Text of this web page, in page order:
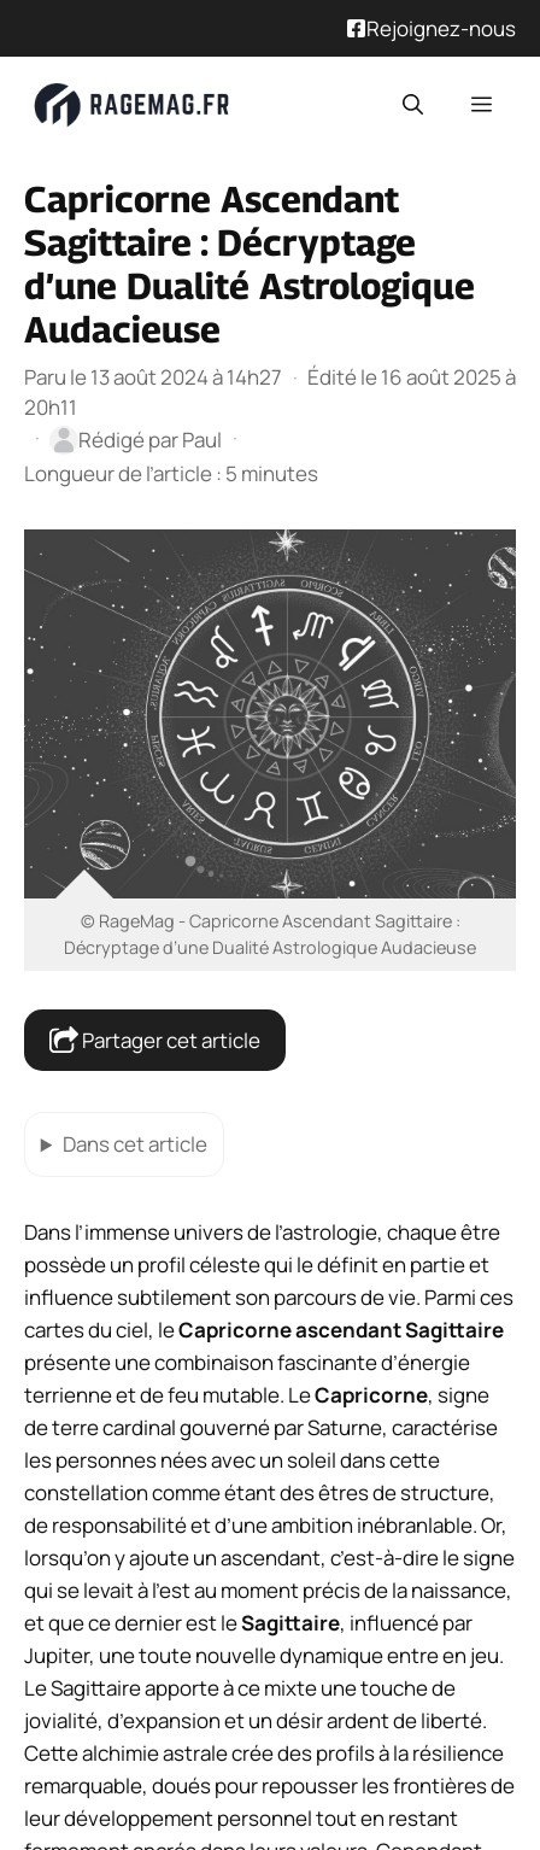
Rejoignez-nous
Capricorne Ascendant
Sagittaire : Décryptage
d’une Dualité Astrologique
Audacieuse
Paru le 13 août 2024 à 14h27 · Édité le 16 août 2025 à
20h11
·
Rédigé parPaul ·
Longueur de l’article : 5 minutes
© RageMag - Capricorne Ascendant Sagittaire :
Décryptage d’une Dualité Astrologique Audacieuse
Partager cet article
Dans cet article
Dans l’immense univers de l’astrologie, chaque être
possède un profil céleste qui le définit en partie et
influence subtilement son parcours de vie. Parmi ces
cartes du ciel, leCapricorne ascendant Sagittaire
présente une combinaison fascinante d’énergie
terrienne et de feu mutable. LeCapricorne, signe
de terre cardinal gouverné par Saturne, caractérise
les personnes nées avec un soleil dans cette
constellation comme étant des êtres de structure,
de responsabilité et d’une ambition inébranlable. Or,
lorsqu’on y ajoute un ascendant, c’est-à-dire le signe
qui se levait à l’est au moment précis de la naissance,
et que ce dernier est leSagittaire, influencé par
Jupiter, une toute nouvelle dynamique entre en jeu.
Le Sagittaire apporte à ce mixte une touche de
jovialité, d’expansion et un désir ardent de liberté.
Cette alchimie astrale crée des profils à la résilience
remarquable, doués pour repousser les frontières de
leur développement personnel tout en restant